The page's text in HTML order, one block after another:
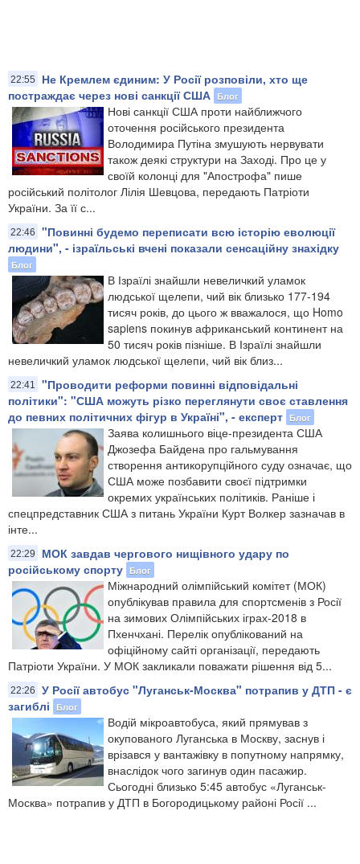
22:55
Не Кремлем єдиним: У Росії розповіли, хто ще
постраждає через нові санкції США Блог
Нові санкції США проти найближчого
оточення російського президента
Володимира Путіна змушують нервувати
також деякі структури на Заході. Про це у
своїй колонці для "Апострофа" пише
російський політолог Лілія Шевцова, передають Патріоти
України. За її с...
22:46
"Повинні будемо переписати всю історію еволюції
людини", - ізраїльські вчені показали сенсаційну знахідку
Блог
​В Ізраїлі знайшли невеличкий уламок
людської щелепи, чий вік близько 177-194
тисяч років, до цього ж вважалося, що Homo
sapiens покинув африканський континент на
50 тисяч років пізніше. В Ізраїлі знайшли
невеличкий уламок людської щелепи, чий вік близ...
22:41
"Проводити реформи повинні відповідальні
політики": "США можуть різко переглянути своє ставлення
до певних політичних фігур в Україні", - експерт Блог
Заява колишнього віце-президента США
Джозефа Байдена про гальмування
створення антикорупційного суду означає, що
США може позбавити своєї підтримки
окремих українських політиків. Раніше і
спецпредставник США з питань України Курт Волкер зазначав в
інте...
22:29
МОК завдав чергового нищівного удару по
російському спорту Блог
Міжнародний олімпійський комітет (МОК)
опублікував правила для спортсменів з Росії
на зимових Олімпійських іграх-2018 в
Пхенчхані. Перелік опублікований на
офіційному сайті організації, передають
Патріоти України. У МОК закликали поважати рішення від 5...
22:26
У Росії автобус "Луганськ-Москва" потрапив у ДТП - є
загиблі
Блог
Водій мікроавтобуса, який прямував з
окупованого Луганська в Москву, заснув і
врізався у вантажівку в попутному напрямку,
внаслідок чого загинув один пасажир.
Сьогодні близько 5:45 автобус «Луганськ-
Москва» потрапив у ДТП в Богородицькому районі Росії ...